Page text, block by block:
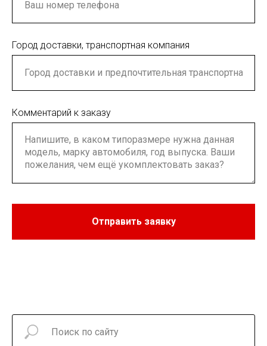
Город доставки, транспортная компания
Комментарий к заказу
Отправить заявку